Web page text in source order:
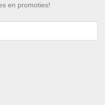
en promoties!